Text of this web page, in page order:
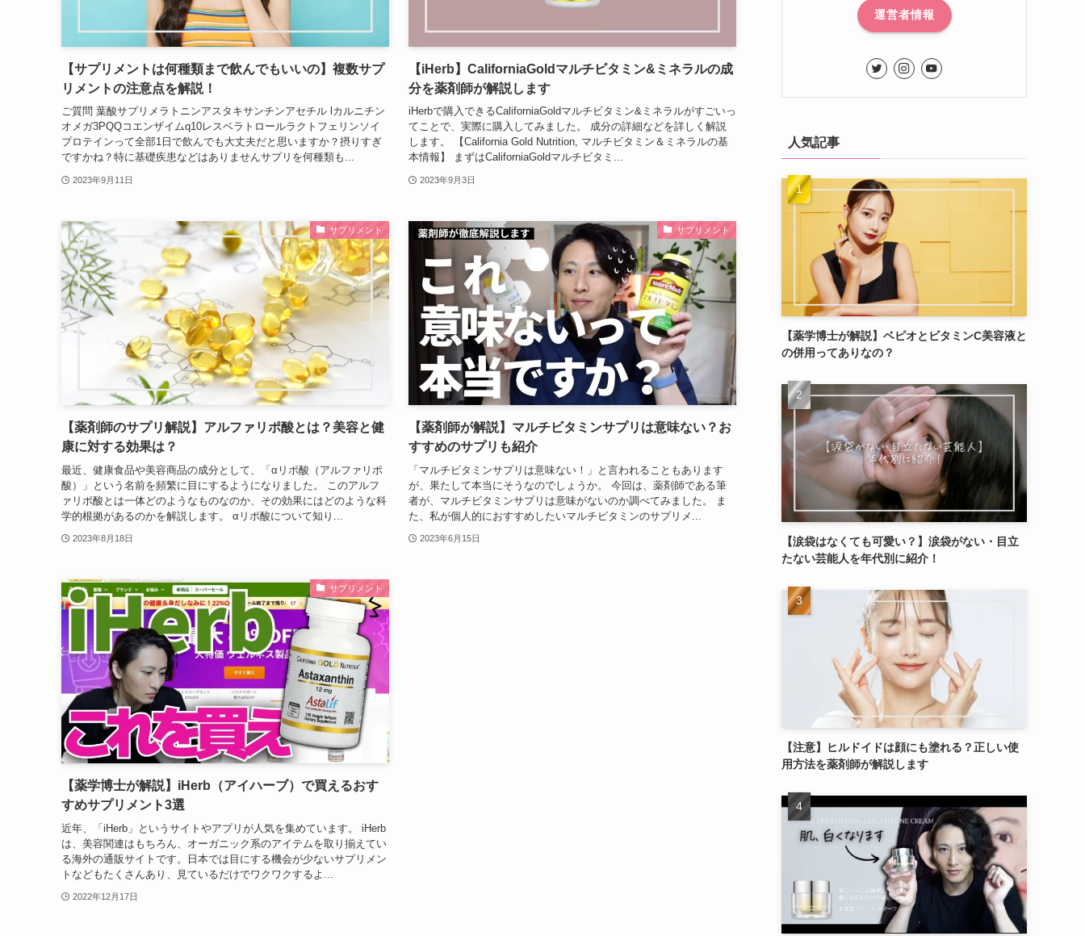
【サプリメントは何種類まで飲んでもいいの】複数サプ
リメントの注意点を解説！
ご質問 葉酸サプリメラトニンアスタキサンチンアセチル lカルニチン
オメガ3PQQコエンザイムq10レスベラトロールラクトフェリンソイ
プロテインって全部1日で飲んでも大丈夫だと思いますか？摂りすぎ
ですかね？特に基礎疾患などはありませんサプリを何種類も...
2023年9月11日
【iHerb】CaliforniaGoldマルチビタミン&ミネラルの成
分を薬剤師が解説します
iHerbで購入できるCaliforniaGoldマルチビタミン&ミネラルがすごいっ
てことで、実際に購入してみました。 成分の詳細などを詳しく解説
します。 【California Gold Nutrition, マルチビタミン＆ミネラルの基
本情報】 まずはCaliforniaGoldマルチビタミ...
2023年9月3日
サプリメント
【薬剤師のサプリ解説】アルファリポ酸とは？美容と健
康に対する効果は？
最近、健康食品や美容商品の成分として、「αリポ酸（アルファリポ
酸）」という名前を頻繁に目にするようになりました。 このアルフ
ァリポ酸とは一体どのようなものなのか、その効果にはどのような科
学的根拠があるのかを解説します。 αリポ酸について知り...
2023年8月18日
サプリメント
【薬剤師が解説】マルチビタミンサプリは意味ない？お
すすめのサプリも紹介
「マルチビタミンサプリは意味ない！」と言われることもあります
が、果たして本当にそうなのでしょうか。 今回は、薬剤師である筆
者が、マルチビタミンサプリは意味がないのか調べてみました。 ま
た、私が個人的におすすめしたいマルチビタミンのサプリメ...
2023年6月15日
サプリメント
【薬学博士が解説】iHerb（アイハーブ）で買えるおす
すめサプリメント3選
近年、「iHerb」というサイトやアプリが人気を集めています。 iHerb
は、美容関連はもちろん、オーガニック系のアイテムを取り揃えてい
る海外の通販サイトです。日本では目にする機会が少ないサプリメン
トなどもたくさんあり、見ているだけでワクワクするよ...
2022年12月17日
運営者情報
人気記事
【薬学博士が解説】ベピオとビタミンC美容液と
の併用ってありなの？
【涙袋はなくても可愛い？】涙袋がない・目立
たない芸能人を年代別に紹介！
【注意】ヒルドイドは顔にも塗れる？正しい使
用方法を薬剤師が解説します